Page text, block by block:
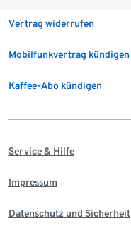
Vertrag widerrufen
Mobilfunkvertrag kündigen
Kaffee-Abo kündigen
Service & Hilfe
Impressum
Datenschutz und Sicherheit